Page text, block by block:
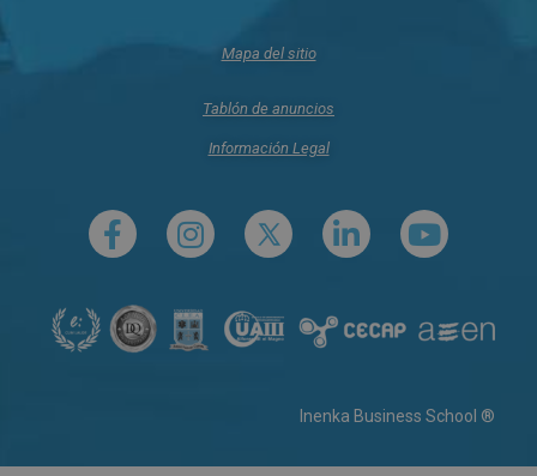
Mapa del sitio
Tablón de anuncios
Información Legal
Inenka Business School ®